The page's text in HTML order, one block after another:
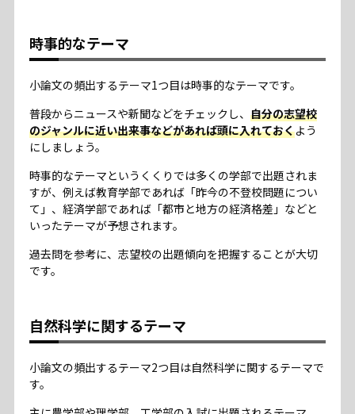
時事的なテーマ
小論文の頻出するテーマ1つ目は時事的なテーマです。
普段からニュースや新聞などをチェックし、 自分の志望校
のジャンルに近い出来事などがあれば頭に入れておくよう
にしましょう。
時事的なテーマというくくりでは多くの学部で出題されま
すが、例えば教育学部であれば「昨今の不登校問題につい
て」、経済学部であれば「都市と地方の経済格差」などと
いったテーマが予想されます。
過去問を参考に、志望校の出題傾向を把握することが大切
です。
自然科学に関するテーマ
小論文の頻出するテーマ2つ目は自然科学に関するテーマで
す。